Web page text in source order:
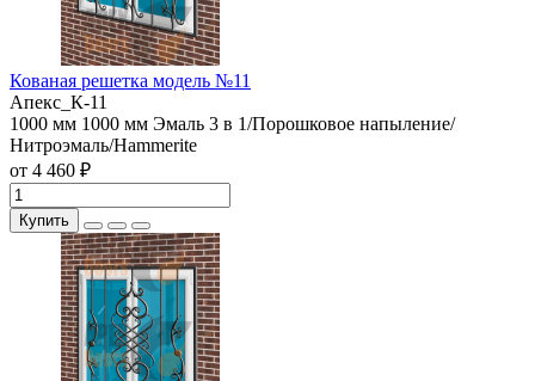
Кованая решетка модель №11
Апекс_К-11
1000 мм 1000 мм Эмаль 3 в 1/Порошковое напыление/
Нитроэмаль/Hammerite
от 4 460 ₽
Купить